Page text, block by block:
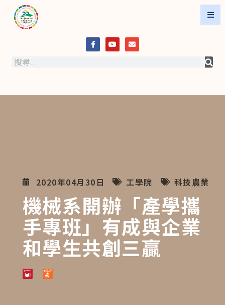
2020年04月30日 工學院 科技農業
機械系開辦「產學攜
手專班」有成與企業
和學生共創三贏